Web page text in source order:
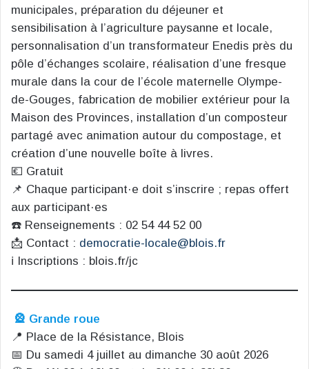
municipales, préparation du déjeuner et
sensibilisation à l’agriculture paysanne et locale,
personnalisation d’un transformateur Enedis près du
pôle d’échanges scolaire, réalisation d’une fresque
murale dans la cour de l’école maternelle Olympe-
de-Gouges, fabrication de mobilier extérieur pour la
Maison des Provinces, installation d’un composteur
partagé avec animation autour du compostage, et
création d’une nouvelle boîte à livres.
💶 Gratuit
📌 Chaque participant·e doit s’inscrire ; repas offert
aux participant·es
☎️ Renseignements : 02 54 44 52 00
📩 Contact : democratie-locale@blois.fr
ℹ️ Inscriptions : blois.fr/jc
🎡 Grande roue
📍 Place de la Résistance, Blois
📅 Du samedi 4 juillet au dimanche 30 août 2026